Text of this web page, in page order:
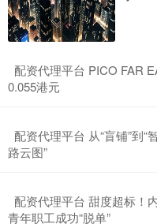
配资代理平台 PICO FAR
0.055港元
配资代理平台 从“盲铺”到“
路云图”
配资代理平台 甜度超标！
青年职工成功“脱单”